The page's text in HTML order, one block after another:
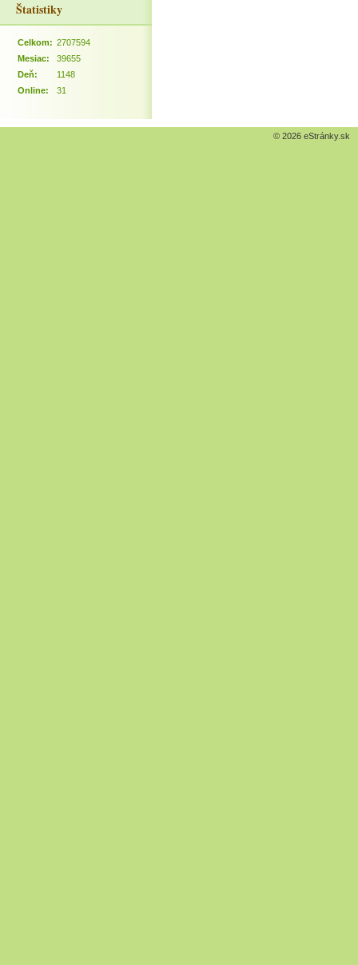
Štatistiky
Online: 31
Celkom: 2707594
Mesiac:
39655
Deň:
1148
© 2026 eStránky.sk